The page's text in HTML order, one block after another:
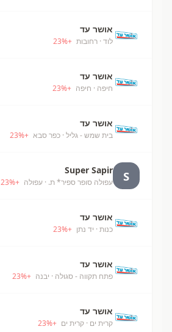
אושר עד
לוד · רחובות +
23%
אושר עד
חיפה · חיפה +
23%
אושר עד
בית שמש - גליל · כפר סבא +
23%
S
Super Sapir
עפולה סופר ספיר* ת. · עפולה +
23%
אושר עד
כנות · יד נתן +
23%
אושר עד
פתח תקווה - סגולה · יבנה +
23%
אושר עד
קרית ים · קרית ים +
23%